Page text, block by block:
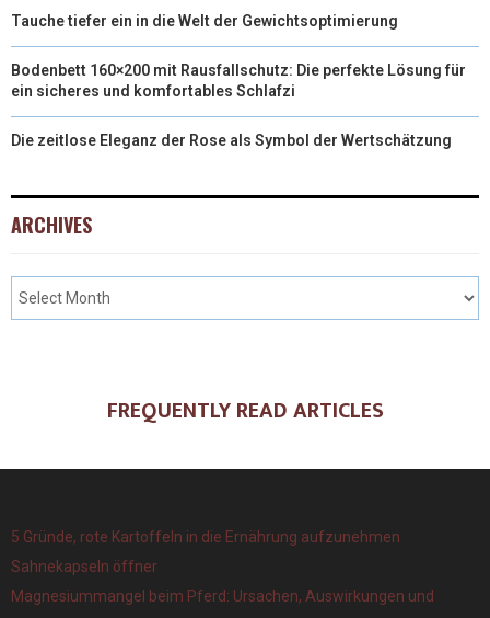
Tauche tiefer ein in die Welt der Gewichtsoptimierung
Bodenbett 160×200 mit Rausfallschutz: Die perfekte Lösung für
ein sicheres und komfortables Schlafzi
Die zeitlose Eleganz der Rose als Symbol der Wertschätzung
ARCHIVES
FREQUENTLY READ ARTICLES
5 Gründe, rote Kartoffeln in die Ernährung aufzunehmen
Sahnekapseln öffner
Magnesiummangel beim Pferd: Ursachen, Auswirkungen und